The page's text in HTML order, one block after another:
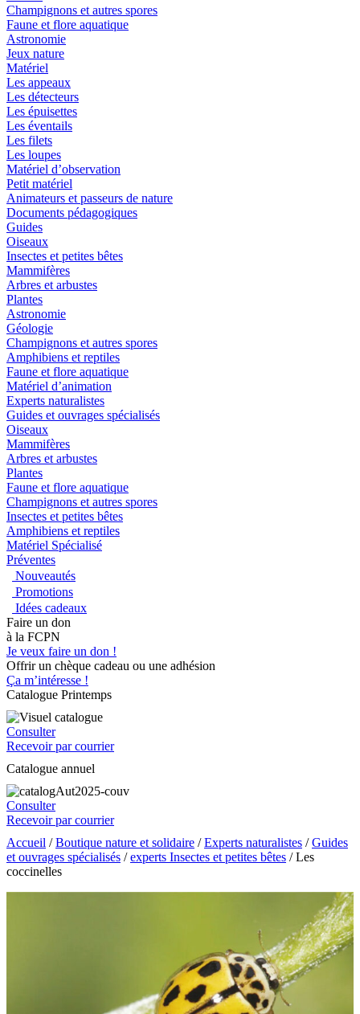
Champignons et autres spores
Faune et flore aquatique
Astronomie
Jeux nature
Matériel
Les appeaux
Les détecteurs
Les épuisettes
Les éventails
Les filets
Les loupes
Matériel d’observation
Petit matériel
Animateurs et passeurs de nature
Documents pédagogiques
Guides
Oiseaux
Insectes et petites bêtes
Mammifères
Arbres et arbustes
Plantes
Astronomie
Géologie
Champignons et autres spores
Amphibiens et reptiles
Faune et flore aquatique
Matériel d’animation
Experts naturalistes
Guides et ouvrages spécialisés
Oiseaux
Mammifères
Arbres et arbustes
Plantes
Faune et flore aquatique
Champignons et autres spores
Insectes et petites bêtes
Amphibiens et reptiles
Matériel Spécialisé
Préventes
Nouveautés
Promotions
Idées cadeaux
Faire un don
à la FCPN
Je veux faire un don !
Offrir un chèque cadeau ou une adhésion
Ça m’intéresse !
Catalogue Printemps
Consulter
Recevoir par courrier
Catalogue annuel
Consulter
Recevoir par courrier
Accueil /Boutique nature et solidaire /Experts naturalistes /Guides
et ouvrages spécialisés /experts Insectes et petites bêtes / Les
coccinelles